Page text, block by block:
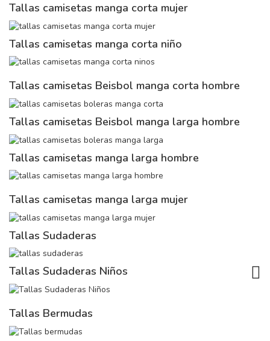
Tallas camisetas manga corta mujer
Tallas camisetas manga corta niño
Tallas camisetas Beisbol manga corta hombre
Tallas camisetas Beisbol manga larga hombre
Tallas camisetas manga larga hombre
Tallas camisetas manga larga mujer
Tallas Sudaderas
Tallas Sudaderas Niños
Tallas Bermudas